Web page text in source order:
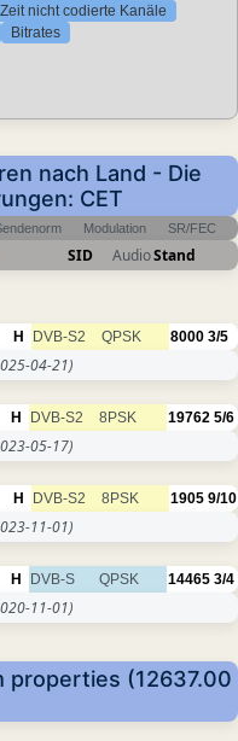
nicht codierte Kanäle
Bitrates
nach Land - Die
CET
Modulation SR/FEC
SID AudioStand
H DVB-S2 QPSK 8000 3/5
04-21)
H DVB-S2 8PSK 19762 5/6
05-17)
H DVB-S2 8PSK 1905 9/10
11-01)
H DVB-S QPSK 14465 3/4
11-01)
properties (12637.00